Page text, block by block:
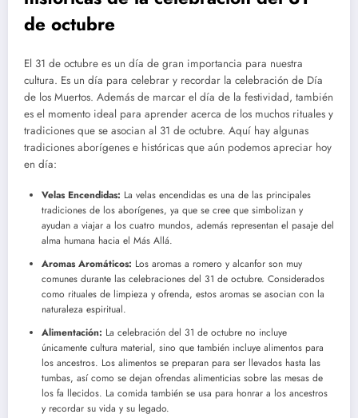
de octubre
El 31 de octubre es un día de gran importancia para nuestra
cultura. Es un día para celebrar y recordar la celebración de Día
de los Muertos. Además de marcar el día de la festividad, también
es el momento ideal para aprender acerca de los muchos rituales y
tradiciones que se asocian al 31 de octubre. Aquí hay algunas
tradiciones aborígenes e históricas que aún podemos apreciar hoy
en día:
Velas Encendidas: La velas encendidas es una de las principales
tradiciones de los aborígenes, ya que se cree que simbolizan y
ayudan a viajar a los cuatro mundos, además representan el pasaje del
alma humana hacia el Más Allá.
Aromas Aromáticos: Los aromas a romero y alcanfor son muy
comunes durante las celebraciones del 31 de octubre. Considerados
como rituales de limpieza y ofrenda, estos aromas se asocian con la
naturaleza espiritual.
Alimentación: La celebración del 31 de octubre no incluye
únicamente cultura material, sino que también incluye alimentos para
los ancestros. Los alimentos se preparan para ser llevados hasta las
tumbas, así como se dejan ofrendas alimenticias sobre las mesas de
los fa llecidos. La comida también se usa para honrar a los ancestros
y recordar su vida y su legado.